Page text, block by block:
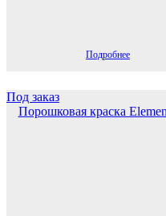
Подробнее
Под заказ
Порошковая краска